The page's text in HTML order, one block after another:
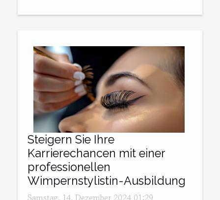
Steigern Sie Ihre
Karrierechancen mit einer
professionellen
Wimpernstylistin-Ausbildung